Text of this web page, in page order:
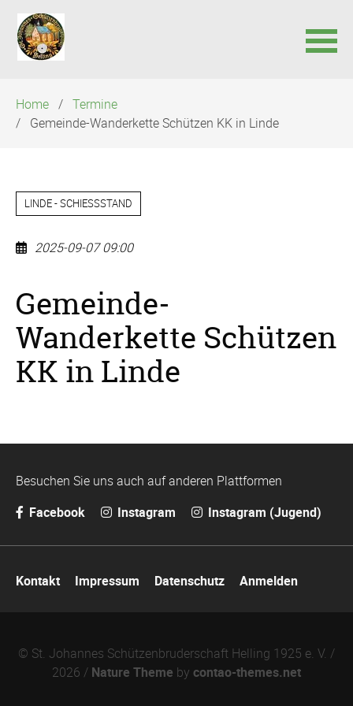
überspringen
Home
Termine
Gemeinde-Wanderkette Schützen KK in Linde
LINDE - SCHIESSSTAND
2025-09-07 09:00
Gemeinde-
Wanderkette Schützen
KK in Linde
Besuchen Sie uns auch auf anderen Plattformen
Facebook
Instagram Instagram (Jugend)
überspringen
Kontakt Impressum Datenschutz Anmelden
© St. Johannes Schützenbruderschaft Helling 1925 e. V. /
2026 / Nature Theme by contao-themes.net